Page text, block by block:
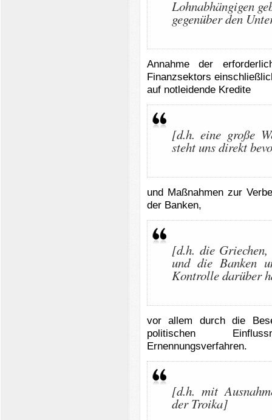
Lohnabhängigen
gegenüber den
Annahme der
Finanzsektors
auf notleidende Kredite
[d.h. eine große
steht uns direkt
und Maßnahmen zur
der Banken,
[d.h. die
und die Banken
Kontrolle darüber
vor allem durch die
politischen
Ernennungsverfahren.
[d.h. mit
der Troika]